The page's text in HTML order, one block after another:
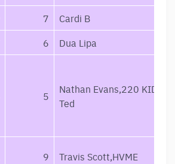
7
Cardi B
6 Dua Lipa
5
Nathan Evans,220
Ted
9 Travis Scott,HVME